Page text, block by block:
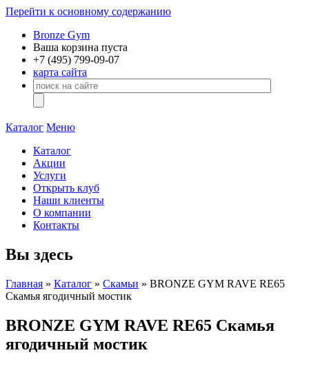
Перейти к основному содержанию
Bronze Gym
Ваша корзина пуста
+7 (495) 799-09-07
карта сайта
Каталог Меню
Каталог
Акции
Услуги
Открыть клуб
Наши клиенты
О компании
Контакты
Вы здесь
Главная » Каталог » Скамьи » BRONZE GYM RAVE RE65
Скамья ягодичный мостик
BRONZE GYM RAVE RE65 Скамья
ягодичный мостик